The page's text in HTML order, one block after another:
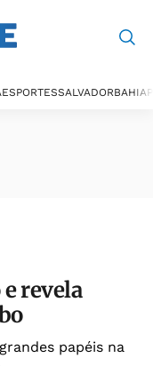
ESPORTESSALVADORBAHIA
revela
papéis na